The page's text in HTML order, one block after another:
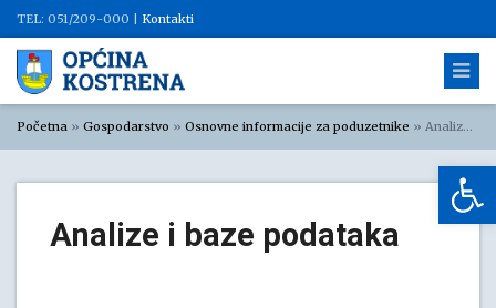
TEL: 051/209-000 | Kontakti
Početna » Gospodarstvo » Osnovne informacije za poduzetnike » Analize i baze podataka
Analize i baze podataka